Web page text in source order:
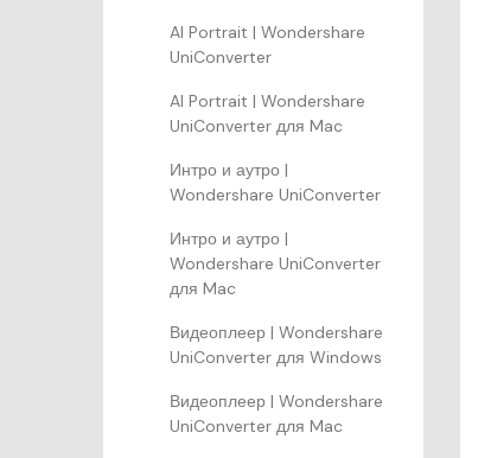
AI Portrait | Wondershare
UniConverter
AI Portrait | Wondershare
UniConverter для Mac
Интро и аутро |
Wondershare UniConverter
Интро и аутро |
Wondershare UniConverter
для Mac
Видеоплеер | Wondershare
UniConverter для Windows
Видеоплеер | Wondershare
UniConverter для Mac